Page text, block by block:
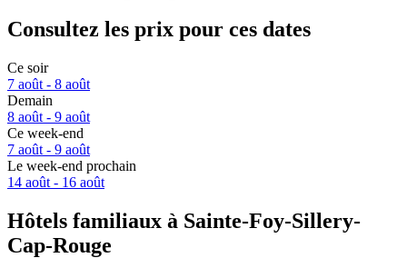
Consultez les prix pour ces dates
Ce soir
7 août - 8 août
Demain
8 août - 9 août
Ce week-end
7 août - 9 août
Le week-end prochain
14 août - 16 août
Hôtels familiaux à Sainte-Foy-Sillery-
Cap-Rouge